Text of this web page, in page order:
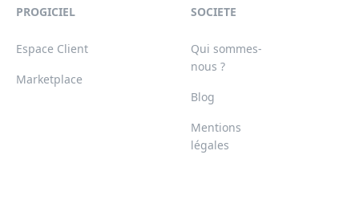
PROGICIEL
Espace Client
Marketplace
SOCIETE
Qui sommes-
nous ?
Blog
Mentions
légales